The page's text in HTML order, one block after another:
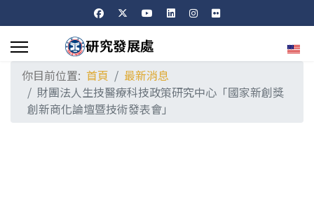
選擇
你目前位置: 首頁
最新消息
財團法人生技醫療科技政策研究中心「國家新創獎
創新商化論壇暨技術發表會」